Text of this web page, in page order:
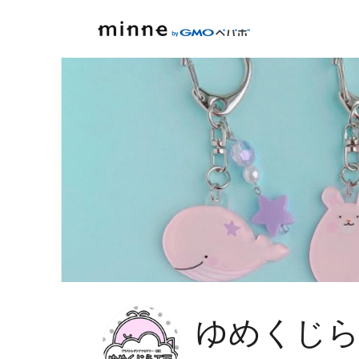
ゆめくじ